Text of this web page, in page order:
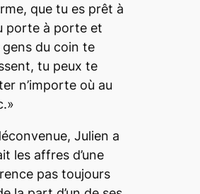
que tu es prêt à
porte à porte et
gens du coin te
tu peux te
n’importe où au
Julien a
les affres d’une
pas toujours